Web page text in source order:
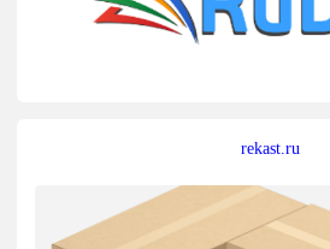
rekast.ru